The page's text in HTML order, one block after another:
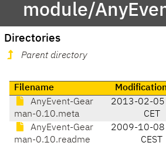
module/
Directories
Parent directory
Filename
AnyEvent-Gear
man-0.10.meta
2013-02-05
CET
AnyEvent-Gear
man-0.10.readme
2009-10-08
CEST